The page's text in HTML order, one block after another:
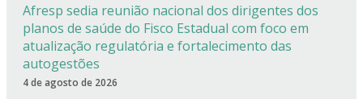
Afresp sedia reunião nacional dos dirigentes dos
planos de saúde do Fisco Estadual com foco em
atualização regulatória e fortalecimento das
autogestões
4 de agosto de 2026